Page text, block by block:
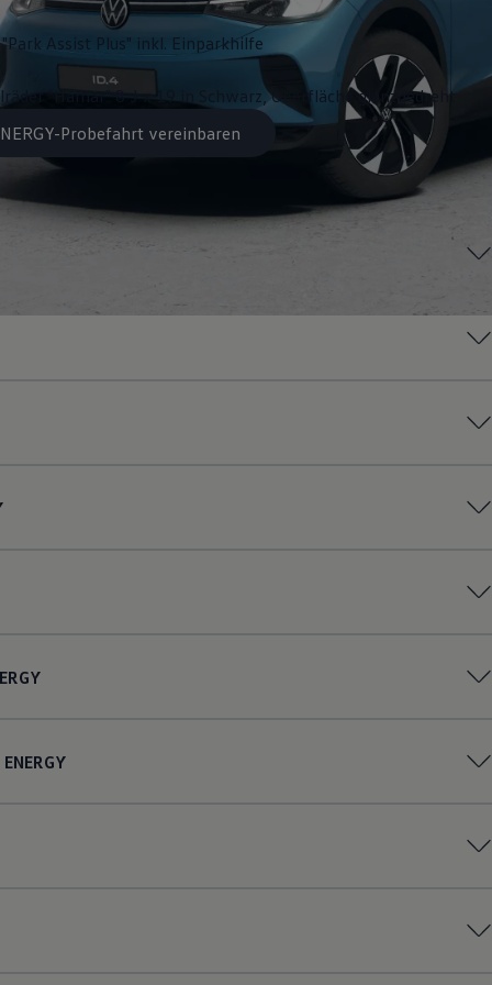
Assist Plus" inkl. Einparkhilfe
"Hamar" 8 J x 19 in Schwarz, Oberfläche glanzgedreht
Probefahrt vereinbaren
ENERGY